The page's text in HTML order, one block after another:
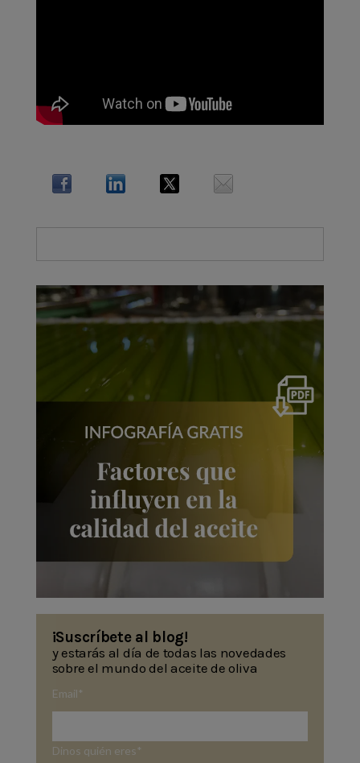
¡Suscríbete al blog!
y estarás al día de todas las novedades
sobre el mundo del aceite de oliva
Email *
Dinos quién eres *